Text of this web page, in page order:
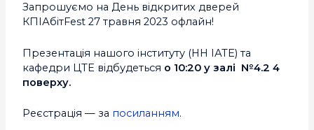
Запрошуємо на День відкритих дверей
КПІАбітFest 27 травня 2023 офлайн!
Презентація нашого інституту (НН ІАТЕ) та
кафедри ЦТЕ відбудеться о 10:20 у залі №4.2 4
поверху.
Реєстрація — за посиланням.